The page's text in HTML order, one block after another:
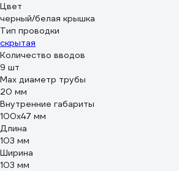
Цвет
черный/белая крышка
Тип проводки
скрытая
Количество вводов
9 шт
Max диаметр трубы
20 мм
Внутренние габариты
100x47 мм
Длина
103 мм
Ширина
103 мм